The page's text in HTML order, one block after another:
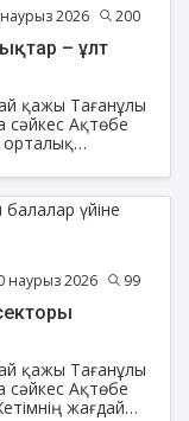
2026 200
– ұлт
қажы Тағанұлы
сәйкес Ақтөбе
орталық
шара өтті.
наурыз 2026 99
қажы Тағанұлы
сәйкес Ақтөбе
жағдайын